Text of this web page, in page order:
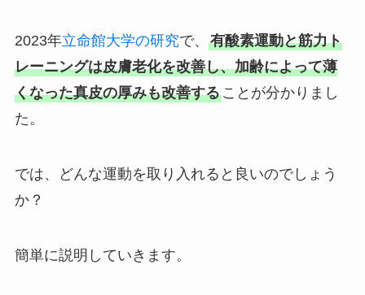
2023年立命館大学の研究で、 有酸素運動と筋力ト
レーニングは皮膚老化を改善し、加齢によって薄
くなった真皮の厚みも改善することが分かりまし
た。
では、どんな運動を取り入れると良いのでしょう
か？
簡単に説明していきます。